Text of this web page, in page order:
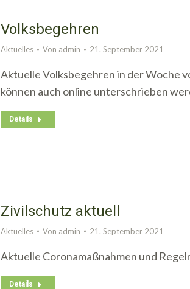
Volksbegehren
Aktuelles Von admin 21. September 2021
Aktuelle Volksbegehren in der Woche
können auch online unterschrieben
Details
Zivilschutz aktuell
Aktuelles Von admin 21. September 2021
Aktuelle Coronamaßnahmen und
Details